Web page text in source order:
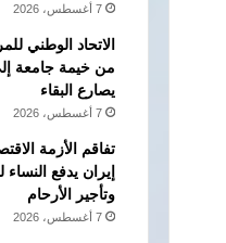
7 أغسطس، 2026
الاتحاد الوطني
من خيمة جامعة
يصارع البقاء
7 أغسطس، 2026
تفاقم الأزمة
إيران يدفع النساء
وتأجير الأرحام
7 أغسطس، 2026